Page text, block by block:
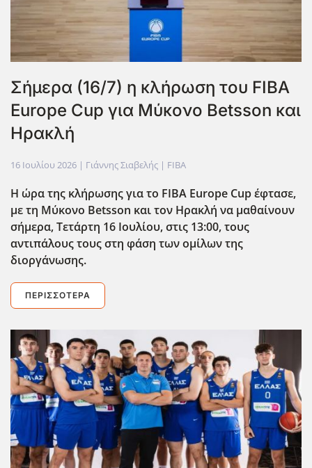
Σήμερα (16/7) η κλήρωση του FIBA
Europe Cup για Μύκονο Betsson και
Ηρακλή
16 Ιουλίου 2026 | Γιάννης Σιαβελής | FIBA
Η ώρα της κλήρωσης για το FIBA Europe Cup έφτασε,
με τη Μύκονο Betsson και τον Ηρακλή να μαθαίνουν
σήμερα, Τετάρτη 16 Ιουλίου, στις 13:00, τους
αντιπάλους τους στη φάση των ομίλων της
διοργάνωσης.
ΠΕΡΙΣΣΌΤΕΡΑ